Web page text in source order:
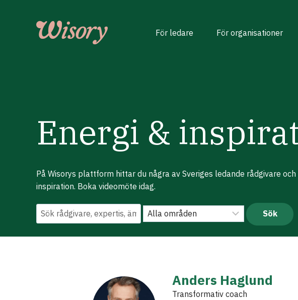
För ledare För organisationer
Energi &
På Wisorys plattform hittar du några av Sveriges ledande rådgivare
inspiration. Boka videomöte idag.
Anders Haglund
Transformativ coach